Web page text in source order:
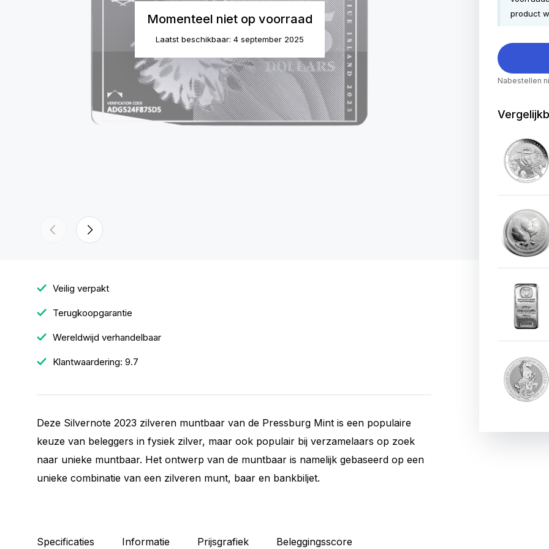
product
Nabestellen
Momenteel niet op voorraad
Laatst beschikbaar: 4 september 2025
Veilig verpakt
Terugkoopgarantie
Wereldwijd verhandelbaar
Klantwaardering: 9.7
Deze Silvernote 2023 zilveren muntbaar van de Pressburg Mint is een populaire
keuze van beleggers in fysiek zilver, maar ook populair bij verzamelaars op zoek
naar unieke muntbaar. Het ontwerp van de muntbaar is namelijk gebaseerd op een
unieke combinatie van een zilveren munt, baar en bankbiljet.
Specificaties Informatie Prijsgrafiek Beleggingsscore